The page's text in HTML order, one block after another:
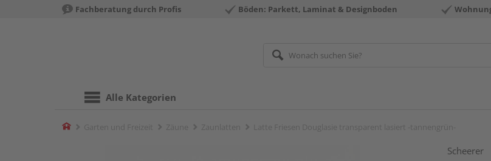
Fachberatung durch Profis Böden: Parkett, Laminat & Designboden
Alle Kategorien
Home
Scheerer